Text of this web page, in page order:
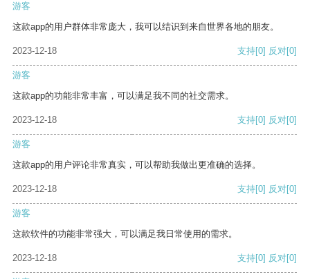
游客
这款app的用户群体非常庞大，我可以结识到来自世界各地的朋友。
2023-12-18 支持[0] 反对[0]
游客
这款app的功能非常丰富，可以满足我不同的社交需求。
2023-12-18 支持[0] 反对[0]
游客
这款app的用户评论非常真实，可以帮助我做出更准确的选择。
2023-12-18 支持[0] 反对[0]
游客
这款软件的功能非常强大，可以满足我日常使用的需求。
2023-12-18 支持[0] 反对[0]